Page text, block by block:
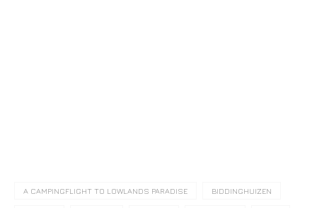
A CAMPINGFLIGHT TO LOWLANDS PARADISE BIDDINGHUIZEN